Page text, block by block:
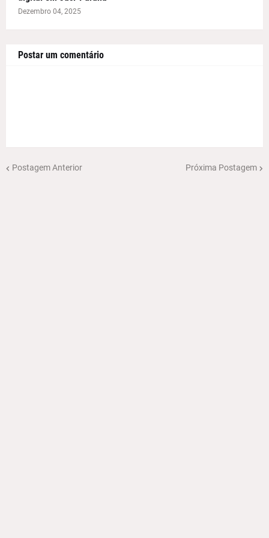
Dezembro 04, 2025
Postar um comentário
Postagem Anterior Próxima Postagem